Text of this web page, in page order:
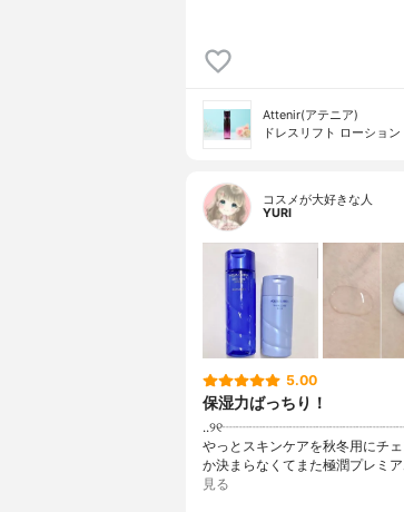
Attenir(アテニア)
ドレスリフト ローション
コスメが大好きな人
YURI
5.00
保湿力ばっちり！
..୨୧┈┈┈┈┈┈┈┈┈┈┈┈┈┈┈୨୧
やっとスキンケアを秋冬用にチ
か決まらなくてまた極潤プレミ
見る